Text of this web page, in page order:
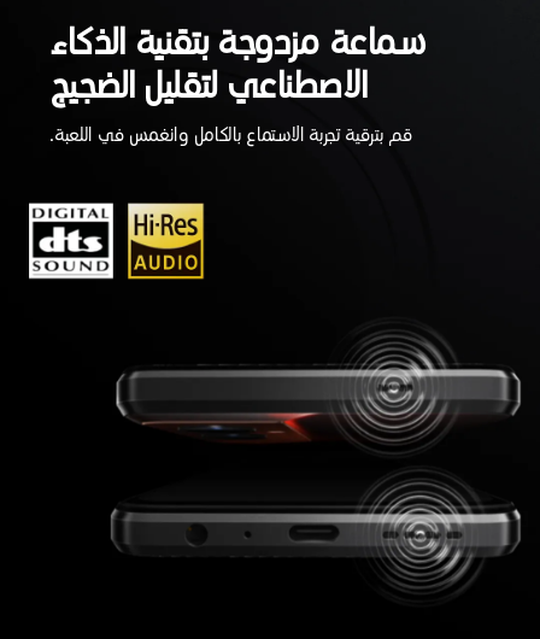
سماعة مزدوجة بتقنية الذكاء
الاصطناعي لتقليل الضجيج
قم بترقية تجربة الاستماع بالكامل وانغمس في اللعبة.